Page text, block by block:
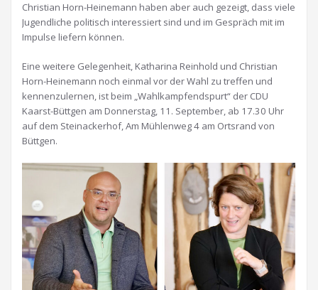
Christian Horn-Heinemann haben aber auch gezeigt, dass viele
Jugendliche politisch interessiert sind und im Gespräch mit im
Impulse liefern können.
Eine weitere Gelegenheit, Katharina Reinhold und Christian
Horn-Heinemann noch einmal vor der Wahl zu treffen und
kennenzulernen, ist beim „Wahlkampfendspurt“ der CDU
Kaarst-Büttgen am Donnerstag, 11. September, ab 17.30 Uhr
auf dem Steinackerhof, Am Mühlenweg 4 am Ortsrand von
Büttgen.